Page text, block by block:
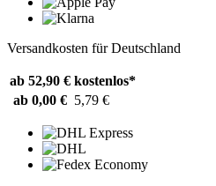
Versandkosten für Deutschland
ab 52,90 € kostenlos*
ab 0,00 € 5,79 €